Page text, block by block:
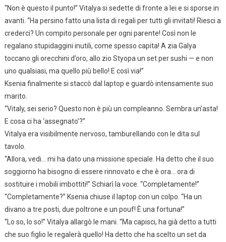
“Non è questo il punto!” Vitalya si sedette di fronte a lei e si sporse in
avanti. “Ha persino fatto una lista di regali per tutti gli invitati! Riesci a
crederci? Un compito personale per ogni parente! Così non le
regalano stupidaggini inutili, come spesso capita! A zia Galya
toccano gli orecchini d’oro, allo zio Styopa un set per sushi — e non
uno qualsiasi, ma quello più bello! E così via!”
Ksenia finalmente si staccò dal laptop e guardò intensamente suo
marito.
“Vitaly, sei serio? Questo non è più un compleanno. Sembra un’asta!
E cosa ci ha ‘assegnato’?”
Vitalya era visibilmente nervoso, tamburellando con le dita sul
tavolo.
“Allora, vedi… mi ha dato una missione speciale. Ha detto che il suo
soggiorno ha bisogno di essere rinnovato e che è ora… ora di
sostituire i mobili imbottiti!” Schiarì la voce. “Completamente!”
“Completamente?” Ksenia chiuse il laptop con un colpo. “Ha un
divano a tre posti, due poltrone e un pouf! È una fortuna!”
“Lo so, lo so!” Vitalya allargò le mani. “Ma capisci, ha già detto a tutti
che suo figlio le regalerà quello! Ha detto che ha scelto un set da